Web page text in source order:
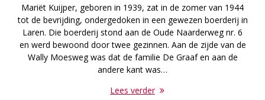
Mariët Kuijper, geboren in 1939, zat in de zomer van 1944
tot de bevrijding, ondergedoken in een gewezen boerderij in
Laren. Die boerderij stond aan de Oude Naarderweg nr. 6
en werd bewoond door twee gezinnen. Aan de zijde van de
Wally Moesweg was dat de familie De Graaf en aan de
andere kant was…
Lees verder